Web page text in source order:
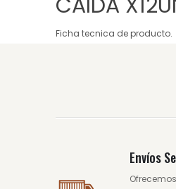
Ficha tecnica de producto.
Envíos